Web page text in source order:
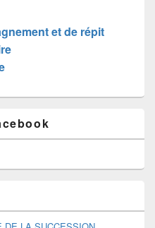
et de répit